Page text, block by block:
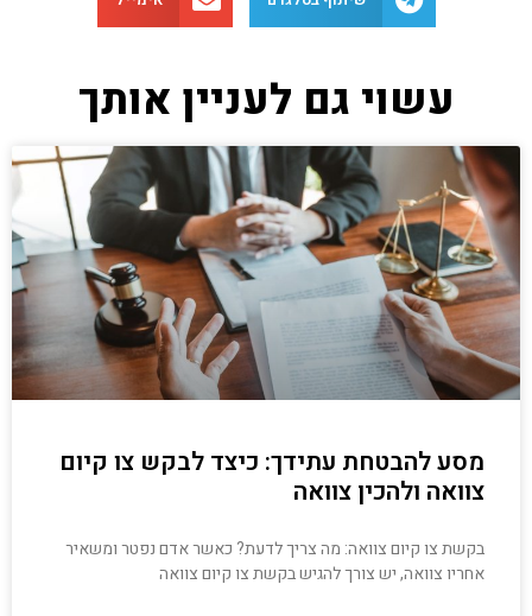
עשוי גם לעניין אותך
מסע להבטחת עתידך: כיצד לבקש צו קיום
צוואה ולהכין צוואה
בקשת צו קיום צוואה: מה צריך לדעת? כאשר אדם נפטר ומשאיר
אחריו צוואה, יש צורך להגיש בקשת צו קיום צוואה